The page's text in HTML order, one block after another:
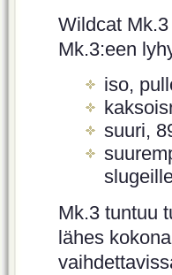
Wildcat
Mk.3:een
iso,
suuri,
Mk.3 tuntuu
lähes